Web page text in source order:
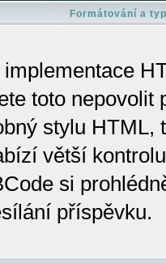
Formátování a
toto
stylu HTML,
větší
si
příspěvku.